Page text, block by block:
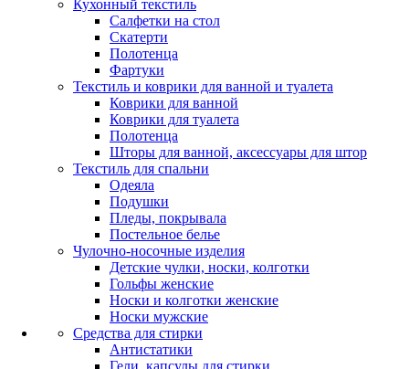
Кухонный текстиль
Салфетки на стол
Скатерти
Полотенца
Фартуки
Текстиль и коврики для ванной и туалета
Коврики для ванной
Коврики для туалета
Полотенца
Шторы для ванной, аксессуары для штор
Текстиль для спальни
Одеяла
Подушки
Пледы, покрывала
Постельное белье
Чулочно-носочные изделия
Детские чулки, носки, колготки
Гольфы женские
Носки и колготки женские
Носки мужские
Средства для стирки
Антистатики
Гели, капсулы для стирки